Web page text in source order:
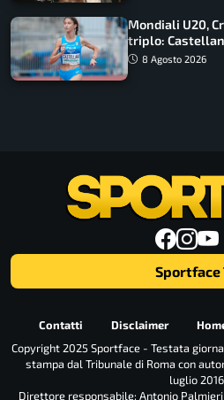
Mondiali U20,
triplo:
finale
8 Agosto 2026
Sportface
Contatti Disclaimer
Copyright 2025 Sportface - Testata
stampa dal Tribunale di Roma con
luglio
Direttore responsabile: Antonio